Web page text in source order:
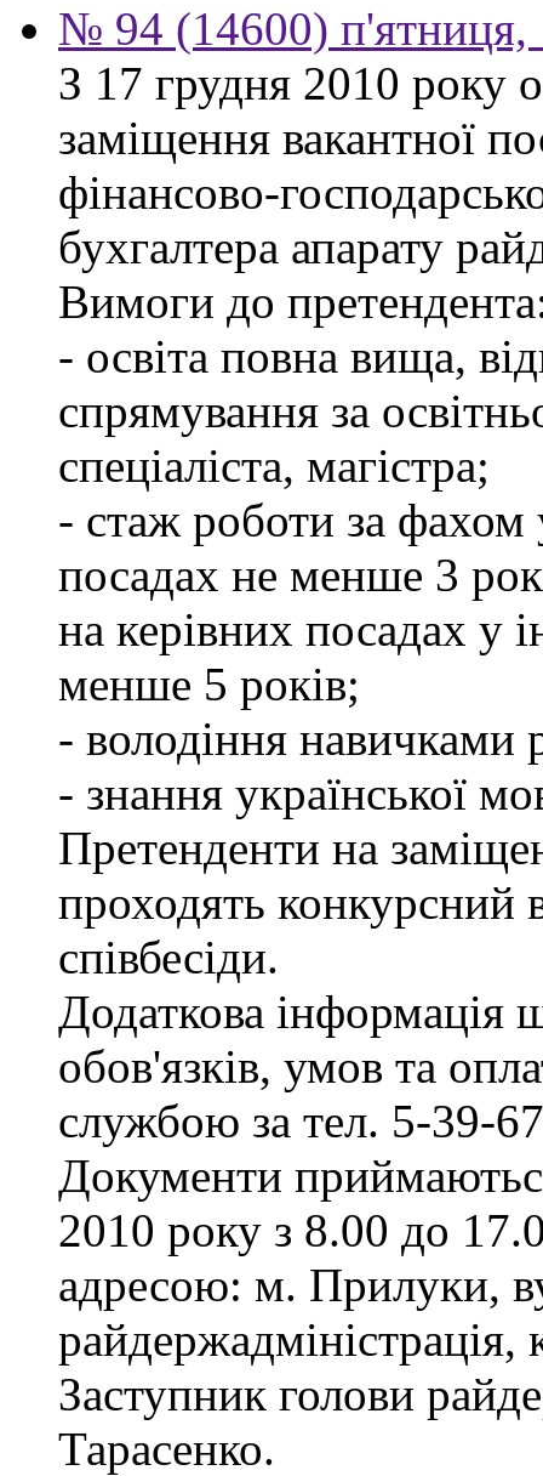
№ 94 (14600) п'ятниця,
З 17 грудня 2010 року
заміщення вакантної
фінансово-
бухгалтера апарату
Вимоги до
- освіта повна вища,
спрямування за
спеціаліста, магістра;
- стаж роботи за фахом
посадах не менше 3
на керівних посадах у
менше 5 років;
- володіння навичками
- знання української
Претенденти на
проходять конкурсний
співбесіди.
Додаткова інформація
обов'язків, умов та
службою за тел. 5-39-
Документи
2010 року з 8.00 до
адресою: м. Прилуки,
Заступник голови
Тарасенко.